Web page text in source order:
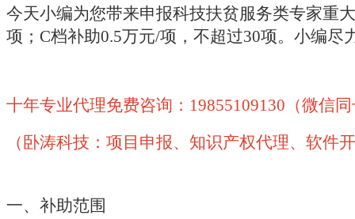
今天小编为您带来申报科技扶贫服务类专家重
项； C档补助0.5万元/项，不超过30项。 小编尽
十年专业代理免费咨询：19855109130（微信
（卧涛科技：项目申报、知识产权代理、软
一、补助范围